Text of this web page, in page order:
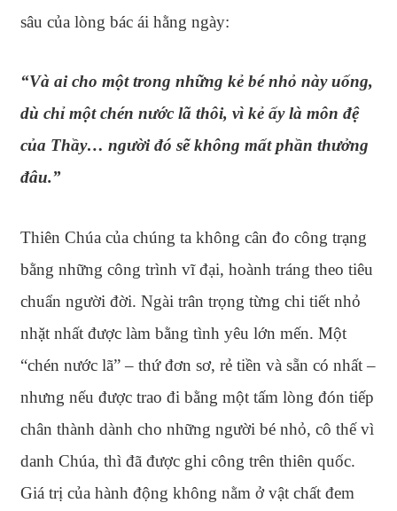
sâu của lòng bác ái hằng ngày:
“Và ai cho một trong những kẻ bé nhỏ này uống,
dù chỉ một chén nước lã thôi, vì kẻ ấy là môn đệ
của Thầy… người đó sẽ không mất phần thưởng
đâu.”
Thiên Chúa của chúng ta không cân đo công trạng
bằng những công trình vĩ đại, hoành tráng theo tiêu
chuẩn người đời. Ngài trân trọng từng chi tiết nhỏ
nhặt nhất được làm bằng tình yêu lớn mến. Một
“chén nước lã” – thứ đơn sơ, rẻ tiền và sẵn có nhất –
nhưng nếu được trao đi bằng một tấm lòng đón tiếp
chân thành dành cho những người bé nhỏ, cô thế vì
danh Chúa, thì đã được ghi công trên thiên quốc.
Giá trị của hành động không nằm ở vật chất đem